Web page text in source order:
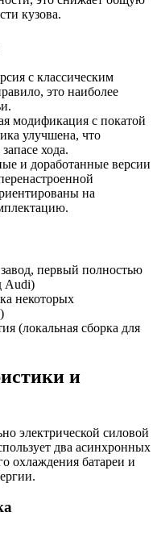
кузова.
с классическим
это наиболее
модификация с покатой
улучшена, что
хода.
и доработанные версии
на
первый полностью
Audi)
некоторых
(локальная сборка для
и
электрической силовой
два асинхронных
охлаждения батареи и